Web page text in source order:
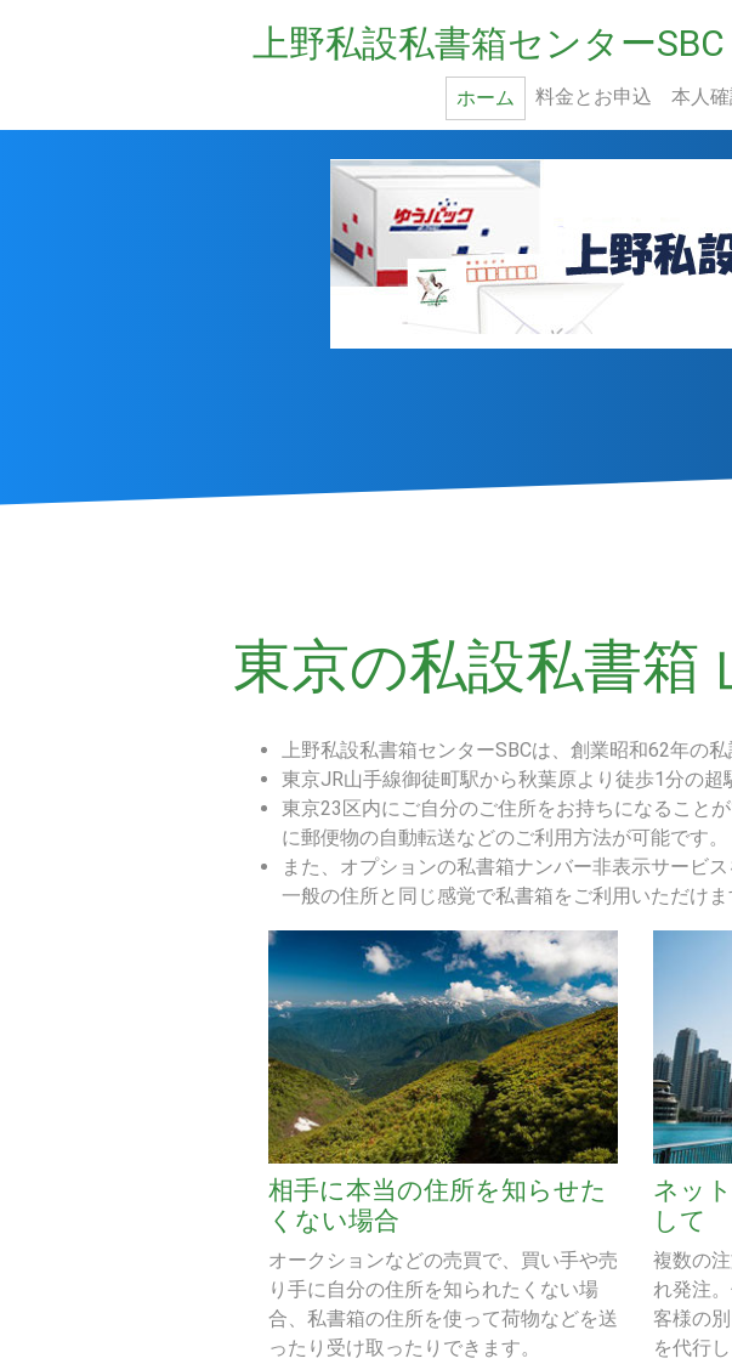
上野私設私書箱センターSBC
ホーム 料金とお申込 本人
東京の私設私書箱
上野私設私書箱センターSBCは、創業昭和62年の私
東京JR山手線御徒町駅から秋葉原より徒歩1分の
東京23区内にご自分のご住所をお持ちになること
に郵便物の自動転送などのご利用方法が可能です。
また、オプションの私書箱ナンバー非表示サービ
一般の住所と同じ感覚で私書箱をご利用いただけま
相手に本当の住所を知らせた
くない場合
オークションなどの売買で、買い手や売
り手に自分の住所を知られたくない場
合、私書箱の住所を使って荷物などを送
ったり受け取ったりできます。
ネッ
して
複数の
れ発注
客様の
を代行し